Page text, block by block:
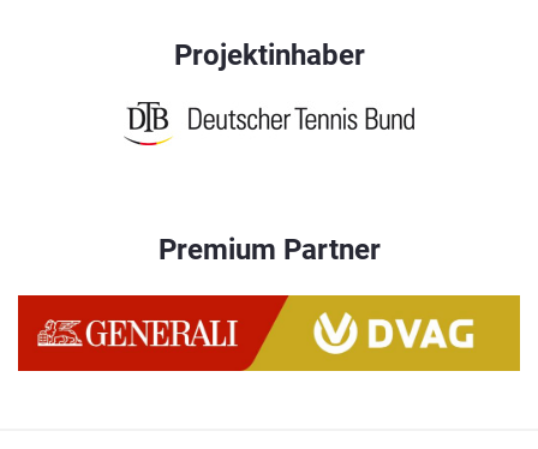
Projektinhaber
Premium Partner